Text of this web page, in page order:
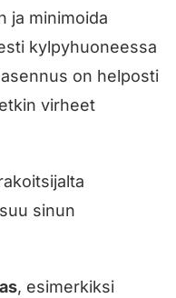
ja minimoida
kylpyhuoneessa
on helposti
virheet
sinun
, esimerkiksi